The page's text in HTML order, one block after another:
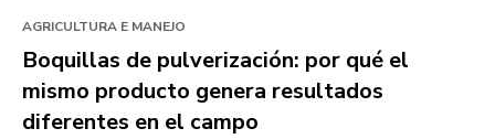
AGRICULTURA E MANEJO
Boquillas de pulverización: por qué el
mismo producto genera resultados
diferentes en el campo